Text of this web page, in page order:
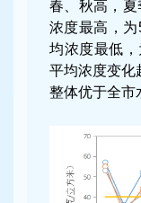
春、秋高，
浓度最高，
均浓度最低
平均浓度变化
整体优于全市